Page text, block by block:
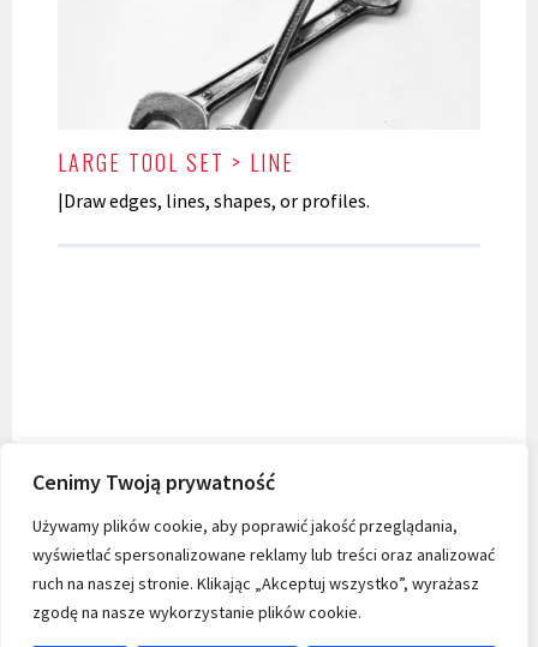
Cenimy Twoją prywatność
Używamy plików cookie, aby poprawić jakość przeglądania,
wyświetlać spersonalizowane reklamy lub treści oraz analizować
ruch na naszej stronie. Klikając „Akceptuj wszystko”, wyrażasz
zgodę na nasze wykorzystanie plików cookie.
LARGE TOOL SET > LINE
|Draw edges, lines, shapes, or profiles.